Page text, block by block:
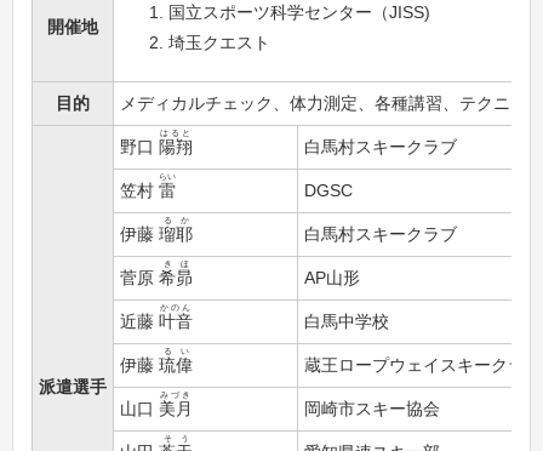
開催地
国立スポーツ科学センター（JISS)
埼玉クエスト
目的 メディカルチェック、体力測定、各種講習、テクニカ
派遣選手
野口 陽翔
はると
白馬村スキークラブ
笠村 雷
らい
DGSC
伊藤 瑠耶
るか
白馬村スキークラブ
菅原 希昴
きほ
AP山形
近藤 叶音
かのん
白馬中学校
伊藤 琉偉
るい
蔵王ロープウェイスキークラブ
山口 美月
みづき
岡崎市スキー協会
そう